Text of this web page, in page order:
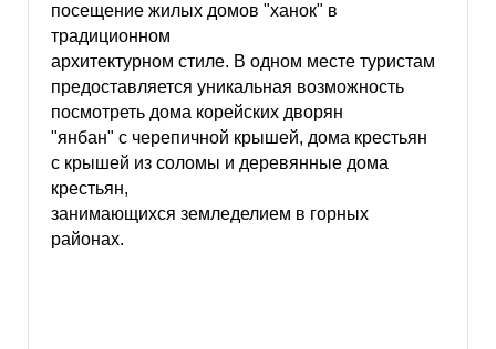
посещение жилых домов "ханок" в
традиционном
архитектурном стиле. В одном месте туристам
предоставляется уникальная возможность
посмотреть дома корейских дворян
"янбан" с черепичной крышей, дома крестьян
с крышей из соломы и деревянные дома
крестьян,
занимающихся земледелием в горных
районах.